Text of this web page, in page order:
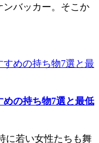
ンバッカー。そこか
めの持ち物7選と最低
に若い女性たちも舞